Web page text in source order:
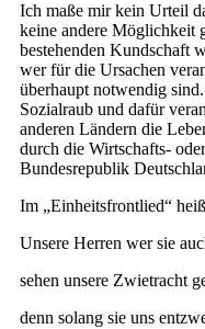
Ich maße mir kein Urteil
keine andere Möglichkeit
bestehenden Kundschaft
wer für die Ursachen
überhaupt notwendig
Sozialraub und dafür
anderen Ländern die
durch die Wirtschafts-
Bundesrepublik
Im „Einheitsfrontlied“
Unsere Herren wer sie
sehen unsere Zwietracht
denn solang sie uns